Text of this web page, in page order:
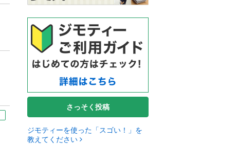
さっそく投稿
ジモティーを使った「スゴい！」を
教えてください